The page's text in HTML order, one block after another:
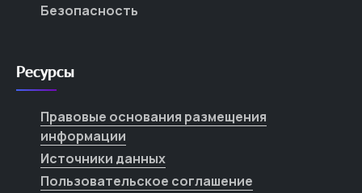
Безопасность
Ресурсы
Правовые основания размещения
информации
Источники данных
Пользовательское соглашение